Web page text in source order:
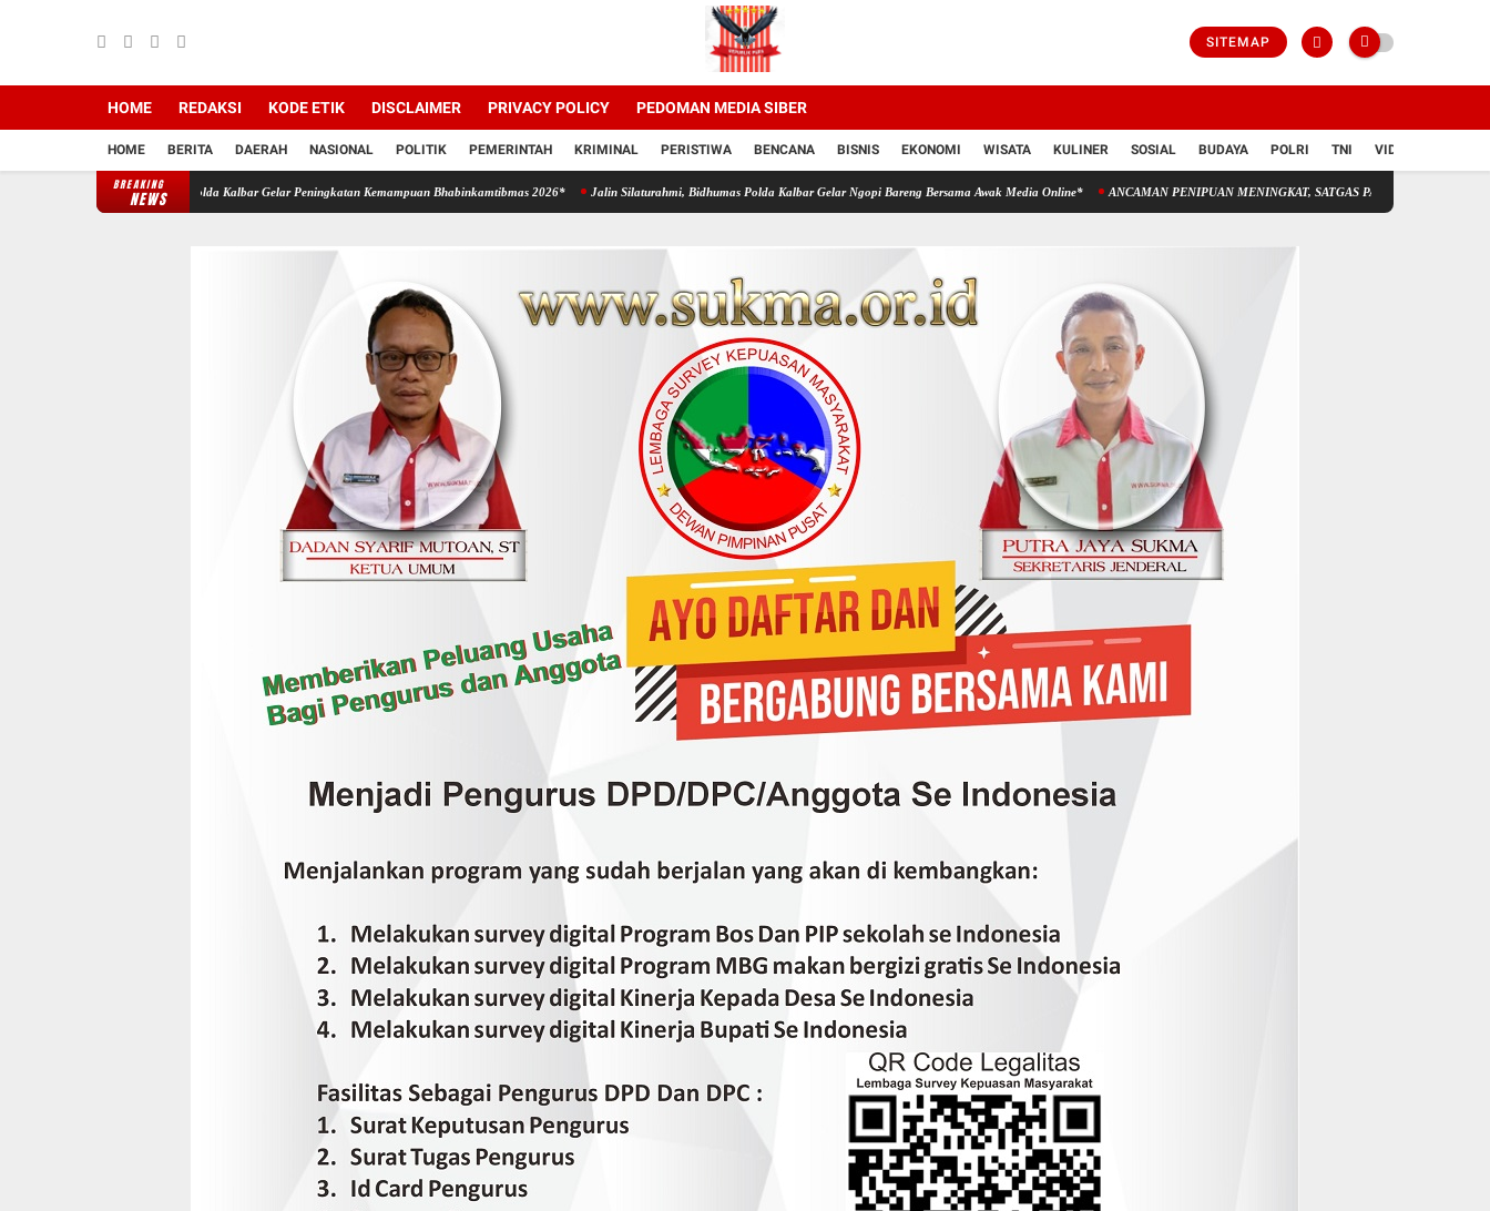
SITEMAP
HOME REDAKSI KODE ETIK DISCLAIMER PRIVACY POLICY PEDOMAN MEDIA SIBER
HOME BERITA DAERAH NASIONAL POLITIK PEMERINTAH KRIMINAL PERISTIWA BENCANA BISNIS EKONOMI WISATA KULINER SOSIAL BUDAYA POLRI TNI VIDIO
BREAKING
NEWS
Keamanan Desa, Polda Kalbar Gelar Peningkatan Kemampuan Bhabinkamtibmas 2026* Jalin Silaturahmi, Bidhumas Polda Kalbar Gelar Ngopi Bareng Bersama Awak Media Online* ANCAMAN PENIPUAN MENINGKAT, SATGAS PASTI PERKUAT PENINDAKAN